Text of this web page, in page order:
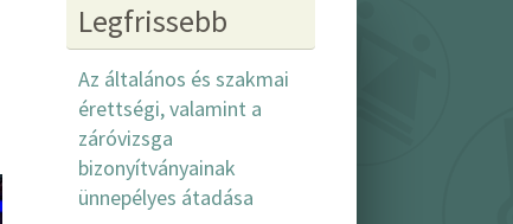
Legfrissebb
Az általános és szakmai
érettségi, valamint a
záróvizsga
bizonyítványainak
ünnepélyes átadása